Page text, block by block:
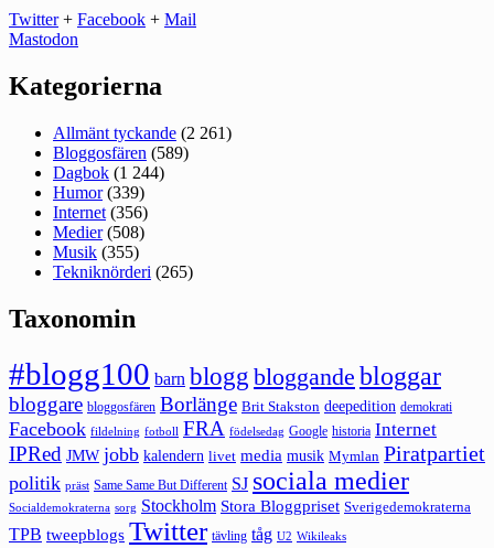
Twitter+ Facebook + Mail
Mastodon
Kategorierna
Allmänt tyckande (2 261)
Bloggosfären (589)
Dagbok (1 244)
Humor(339)
Internet (356)
Medier(508)
Musik (355)
Tekniknörderi (265)
Taxonomin
#blogg100 barn blogg bloggande bloggar
bloggare bloggosfären Borlänge Brit Stakston deepedition demokrati
Facebook fildelning fotboll FRA födelsedag Google historia Internet
IPRed JMW jobb kalendern livet media musik Mymlan Piratpartiet
politik präst Same Same But Different SJ sociala medier
Socialdemokraterna sorg Stockholm Stora Bloggpriset Sverigedemokraterna
TPB tweepblogs Twitter tävling tåg U2 Wikileaks